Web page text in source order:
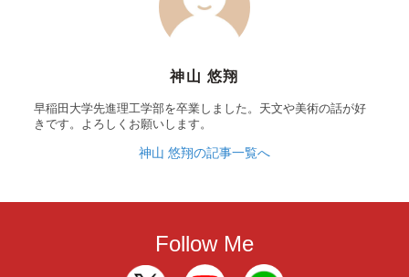
神山 悠翔
早稲田大学先進理工学部を卒業しました。天文や美術の話が好
きです。よろしくお願いします。
神山 悠翔の記事一覧へ
Follow Me